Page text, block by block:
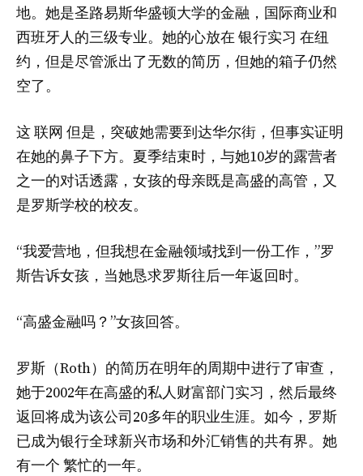
地。她是圣路易斯华盛顿大学的金融，国际商业和
西班牙人的三级专业。她的心放在银行实习 在纽
约，但是尽管派出了无数的简历，但她的箱子仍然
空了。
这联网 但是，突破她需要到达华尔街，但事实证明
在她的鼻子下方。夏季结束时，与她10岁的露营者
之一的对话透露，女孩的母亲既是高盛的高管，又
是罗斯学校的校友。
“我爱营地，但我想在金融领域找到一份工作，”罗
斯告诉女孩，当她恳求罗斯往后一年返回时。
“高盛金融吗？”女孩回答。
罗斯（Roth）的简历在明年的周期中进行了审查，
她于2002年在高盛的私人财富部门实习，然后最终
返回将成为该公司20多年的职业生涯。如今，罗斯
已成为银行全球新兴市场和外汇销售的共有界。她
有一个 繁忙的一年。